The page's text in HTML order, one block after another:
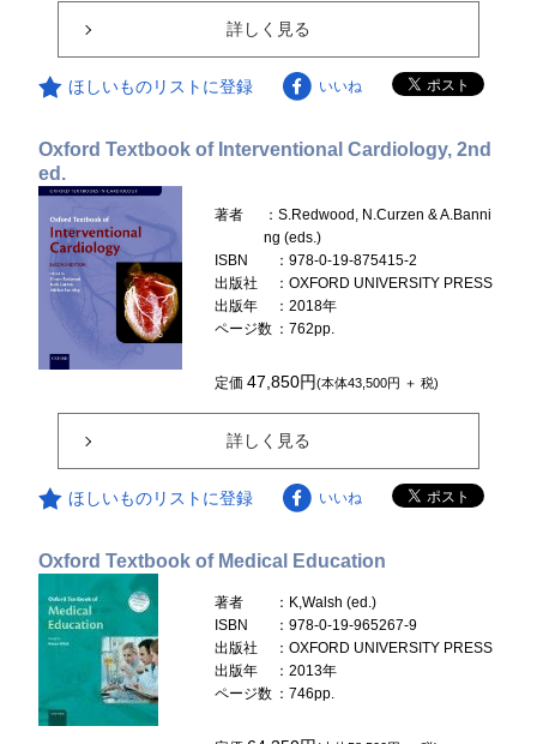
詳しく見る
ほしいものリストに登録 いいね
Oxford Textbook of Interventional Cardiology, 2nd
ed.
著者
：S.Redwood, N.Curzen & A.Banni
ng (eds.)
ISBN
：978-0-19-875415-2
出版社
：OXFORD UNIVERSITY PRESS
出版年
：2018年
ページ数 ：762pp.
定価47,850円(本体43,500円 ＋ 税)
詳しく見る
ほしいものリストに登録 いいね
Oxford Textbook of Medical Education
著者
：K,Walsh (ed.)
ISBN
：978-0-19-965267-9
出版社
：OXFORD UNIVERSITY PRESS
出版年
：2013年
ページ数 ：746pp.